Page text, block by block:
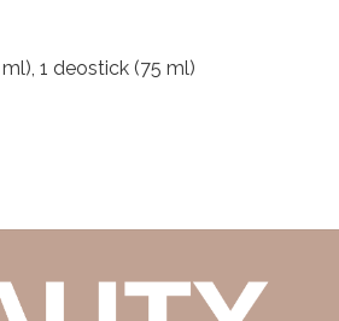
1 deostick (75 ml)